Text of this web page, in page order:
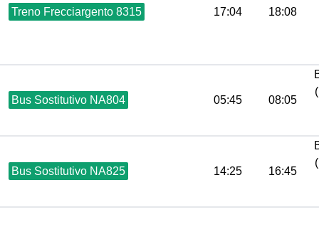
Treno Frecciargento 8315 17:04 18:08
Bus Sostitutivo NA804 05:45 08:05
Bus Sostitutivo NA825 14:25 16:45